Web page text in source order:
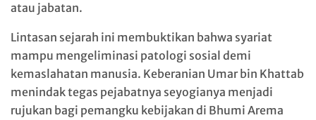
atau jabatan.
Lintasan sejarah ini membuktikan bahwa syariat
mampu mengeliminasi patologi sosial demi
kemaslahatan manusia. Keberanian Umar bin Khattab
menindak tegas pejabatnya seyogianya menjadi
rujukan bagi pemangku kebijakan di Bhumi Arema